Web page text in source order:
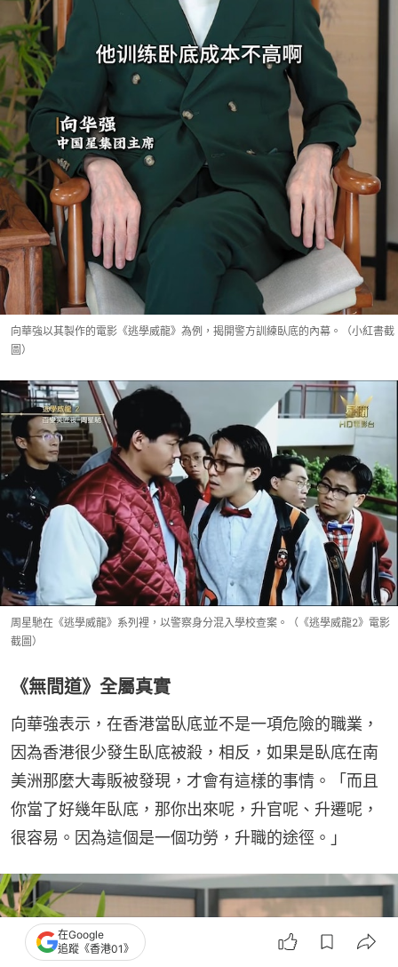
向華強以其製作的電影《逃學威龍》為例，揭開警方訓練臥底的內幕。（小紅書截
圖）
周星馳在《逃學威龍》系列裡，以警察身分混入學校查案。（《逃學威龍2》電影
截圖）
《無間道》全屬真實
向華強表示，在香港當臥底並不是一項危險的職業，
因為香港很少發生臥底被殺，相反，如果是臥底在南
美洲那麼大毒販被發現，才會有這樣的事情。「而且
你當了好幾年臥底，那你出來呢，升官呢、升遷呢，
很容易。因為這個是一個功勞，升職的途徑。」
在Google
追蹤《香港01》